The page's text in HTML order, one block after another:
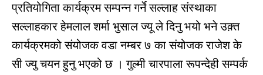
प्रतियोगिता कार्यक्रम सम्पन्न गर्ने सल्लाह संस्थाका
सल्लाहकार हेमलाल शर्मा भुसाल ज्यू ले दिनु भयो भने उक़्त
कार्यक्रमको संयोजक वडा नम्बर ७ का संयोजक राजेश के
सी ज्यु चयन हुनु भएको छ । गुल्मी चारपाला रूपन्देही सम्पर्क